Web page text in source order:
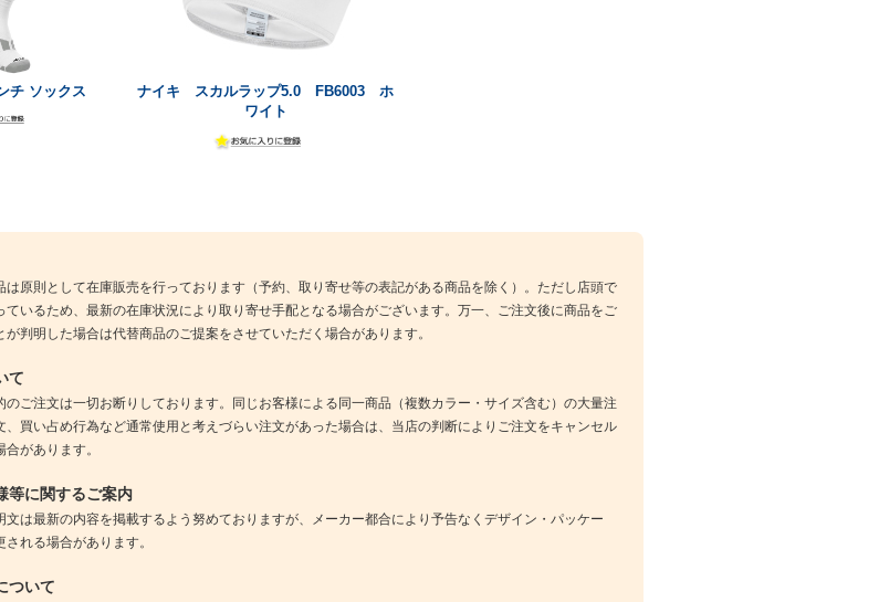
チ ソックス
ナイキ スカルラップ5.0 FB6003 ホ
ワイト
は原則として在庫販売を行っております（予約、取り寄せ等の表記がある商品を除く）。ただし店頭で
ているため、最新の在庫状況により取り寄せ手配となる場合がございます。万一、ご注文後に商品をご
が判明した場合は代替商品のご提案をさせていただく場合があります。
て
のご注文は一切お断りしております。同じお客様による同一商品（複数カラー・サイズ含む）の大量注
、買い占め行為など通常使用と考えづらい注文があった場合は、当店の判断によりご注文をキャンセル
があります。
等に関するご案内
文は最新の内容を掲載するよう努めておりますが、メーカー都合により予告なくデザイン・パッケー
れる場合があります。
ついて